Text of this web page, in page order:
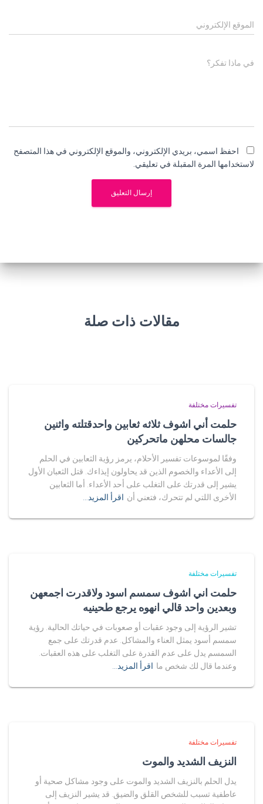
الموقع الإلكتروني
في ماذا تفكر؟
احفظ اسمي، بريدي الإلكتروني، والموقع الإلكتروني في هذا المتصفح
لاستخدامها المرة المقبلة في تعليقي.
مقالات ذات صلة
تفسيرات مختلفة
حلمت أني اشوف ثلاثه ثعابين واحدقتلته واثنين
جالسات محلهن ماتحركين
وفقًا لموسوعات تفسير الأحلام، يرمز رؤية الثعابين في الحلم
إلى الأعداء والخصوم الذين قد يحاولون إيذاءك. قتل الثعبان الأول
يشير إلى قدرتك على التغلب على أحد الأعداء. أما الثعابين
الأخرى اللتي لم تتحرك، فتعني أن اقرأ المزيد…
تفسيرات مختلفة
حلمت اني اشوف سمسم اسود ولاقدرت اجمعهن
وبعدين واحد قالي انهوه يرجع طحينيه
تشير الرؤية إلى وجود عقبات أو صعوبات في حياتك الحالية. رؤية
سمسم أسود يمثل العناء والمشاكل. عدم قدرتك على جمع
السمسم يدل على عدم القدرة على التغلب على هذه العقبات.
وعندما قال لك شخص ما اقرأ المزيد…
تفسيرات مختلفة
النزيف الشديد والموت
يدل الحلم بالنزيف الشديد والموت على وجود مشاكل صحية أو
عاطفية تسبب للشخص القلق والضيق. قد يشير النزيف إلى